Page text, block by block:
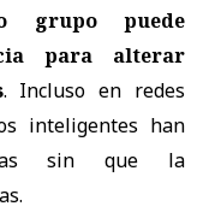
grupo puede
para alterar
. Incluso en redes
inteligentes han
sin que la